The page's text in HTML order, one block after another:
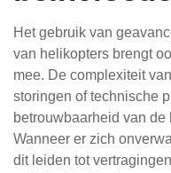
Het gebruik van
van helikopters brengt
mee. De complexiteit
storingen of technische
betrouwbaarheid van
Wanneer er zich
dit leiden tot